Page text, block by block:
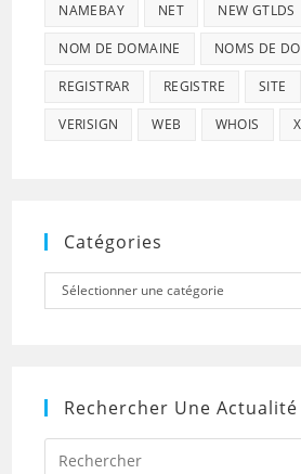
NAMEBAY NET NEW GTLDS
NOM DE DOMAINE NOMS DE
REGISTRAR REGISTRE SITE
VERISIGN WEB WHOIS
Catégories
Catégories
Sélectionner une catégorie
Rechercher Une Actualité